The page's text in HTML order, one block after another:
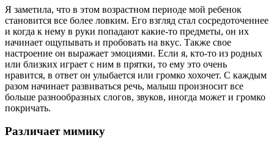
Я заметила, что в этом возрастном периоде мой ребенок
становится все более ловким. Его взгляд стал сосредоточеннее
и когда к нему в руки попадают какие-то предметы, он их
начинает ощупывать и пробовать на вкус. Также свое
настроение он выражает эмоциями. Если я, кто-то из родных
или близких играет с ним в прятки, то ему это очень
нравится, в ответ он улыбается или громко хохочет. С каждым
разом начинает развиваться речь, малыш произносит все
больше разнообразных слогов, звуков, иногда может и громко
покричать.
Различает мимику